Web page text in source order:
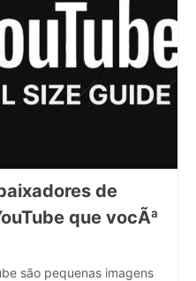
de
que vocÃª
são pequenas imagens